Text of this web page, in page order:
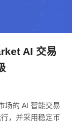
AI 交易
场的 AI 智能交易
，并采用稳定币